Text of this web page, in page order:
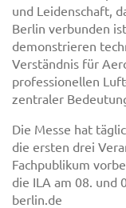
und Leidenschaft,
Berlin verbunden
demonstrieren
Verständnis für
professionellen
zentraler
Die Messe hat
die ersten drei
Fachpublikum
die ILA am 08. und
berlin.de